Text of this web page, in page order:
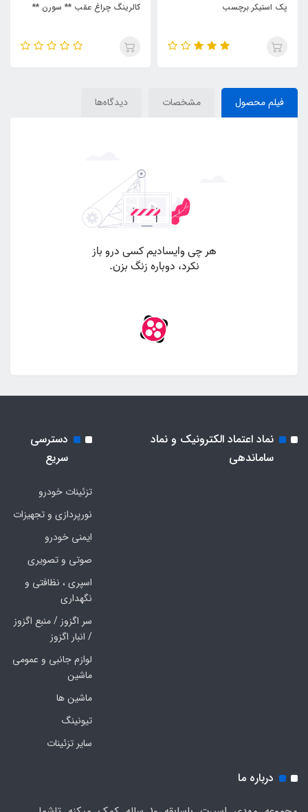
پک استیکر برچسب
کالرینگ چراغ عقب ** سورن **
فیلم محصول مشخصات دیدگاه‌ها
نماد اعتماد الکترونیک و نماد
ساماندهی
دسترسی
سریع
تزئینات خودرو
نورپردازی و تجهیزات
ایمنی خودرو
صوتی و تصویری
اسپری ، نظافتی و
نگهداری
سر اگزوز / منبع اگزوز
/ انبار اگزوز
لوازم جانبی و عمومی
ماشین
ماشین ها
تیونینگ
سایر تزئینات
درباره ما